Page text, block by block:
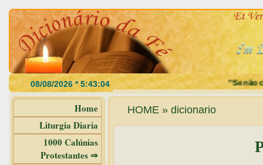
"Se não
Home
Liturgia Diaria
1000 Calúnias
Protestantes ⇒
HOME » dicionario